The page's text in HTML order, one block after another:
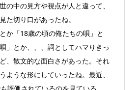
の中の見方や視点が人と違って、
た切り口があったね。
か「18歳の頃の俺たちの唄」と
」とか、、、詞としてハマりきっ
、散文的な面白さがあった。それ
ような形にしていったね。最近、